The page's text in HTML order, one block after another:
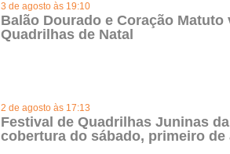
3 de agosto às 19:10
Balão Dourado e Coração Matuto
Quadrilhas de Natal
2 de agosto às 17:13
Festival de Quadrilhas Juninas
cobertura do sábado, primeiro de